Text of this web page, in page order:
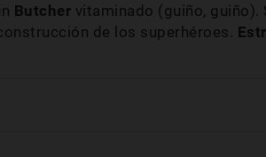
Butcher vitaminado (guiño, guiño).
de los superhéroes.